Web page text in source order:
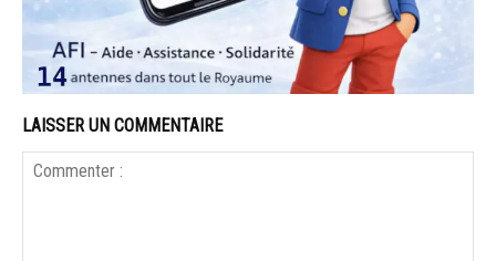
LAISSER UN COMMENTAIRE